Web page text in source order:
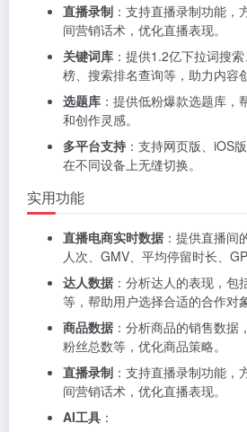
直播录制 ：支持直播录制功能，
间营销话术，优化直播表现。
关键词库 ：提供1.2亿下拉词搜
榜、搜索排名查询等，助力内容
选题库 ：提供低粉爆款选题库，
和创作灵感。
多平台支持 ：支持网页版、iOS
在不同设备上无缝切换。
实用功能
直播电商实时数据 ：提供直播间
人次、GMV、平均停留时长、
达人数据 ：分析达人的表现，
等，帮助用户选择合适的合作对象
商品数据 ：分析商品的销售数
粉丝总数等，优化商品策略。
直播录制 ：支持直播录制功能，
间营销话术，优化直播表现。
AI工具 ：